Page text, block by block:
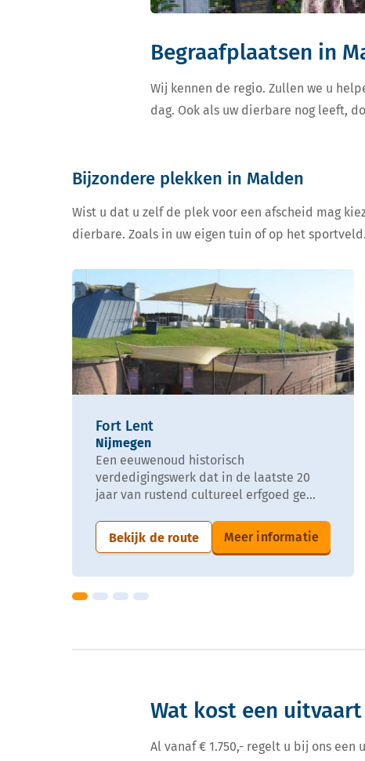
Begraafplaatsen in
Wij kennen de regio. Zullen we u
dag. Ook als uw dierbare nog leeft,
Bijzondere plekken in Malden
Wist u dat u zelf de plek voor een afscheid mag
dierbare. Zoals in uw eigen tuin of op het
Fort Lent
Nijmegen
Een eeuwenoud historisch
verdedigingswerk dat in de laatste 20
jaar van rustend cultureel erfgoed ge...
Bekijk de route Meer informatie
Wat kost een
Al vanaf € 1.750,- regelt u bij ons